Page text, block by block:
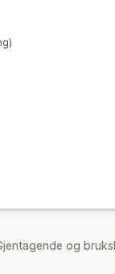
og